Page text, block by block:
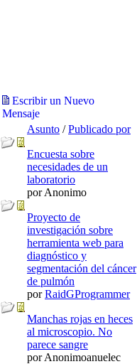
Escribir un Nuevo
Mensaje
Asunto /Publicado por
Encuesta sobre
necesidades de un
laboratorio
por Anonimo
Proyecto de
investigación sobre
herramienta web para
diagnóstico y
segmentación del cáncer
de pulmón
porRaidGProgrammer
Manchas rojas en heces
al microscopio. No
parece sangre
por Anonimoanuelec